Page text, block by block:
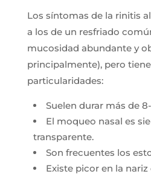
Los síntomas de la rinitis
a los de un resfriado
mucosidad abundante y
principalmente), pero
particularidades:
Suelen durar más de
El moqueo nasal es
transparente.
Son frecuentes los
Existe picor en la nariz